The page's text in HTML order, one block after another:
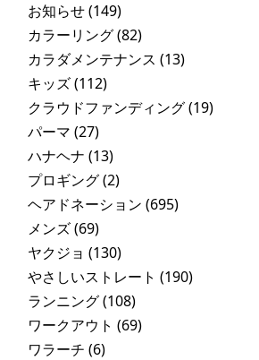
お知らせ(149)
カラーリング(82)
カラダメンテナンス (13)
キッズ(112)
クラウドファンディング(19)
パーマ (27)
ハナヘナ (13)
プロギング(2)
ヘアドネーション (695)
メンズ(69)
ヤクジョ (130)
やさしいストレート (190)
ランニング(108)
ワークアウト (69)
ワラーチ (6)